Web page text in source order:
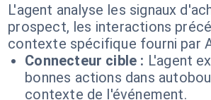
L'agent analyse les signaux
prospect, les interactions
contexte spécifique fourni par
Connecteur cible : L'agent
bonnes actions dans
contexte de l'événement.